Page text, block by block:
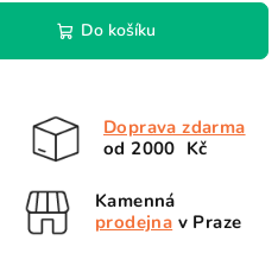
Do košíku
Doprava zdarma
od 2000 Kč
Kamenná
prodejna v Praze